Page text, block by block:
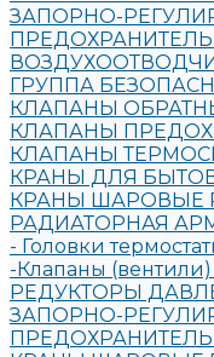
ЗАПОРНО-
ГРУППА
КЛАПАНЫ
КЛАПАНЫ
КЛАПАНЫ
КРАНЫ ДЛЯ
КРАНЫ ШАРОВЫЕ
РАДИАТОРНАЯ
- Головки
-Клапаны
РЕДУКТОРЫ
ЗАПОРНО-